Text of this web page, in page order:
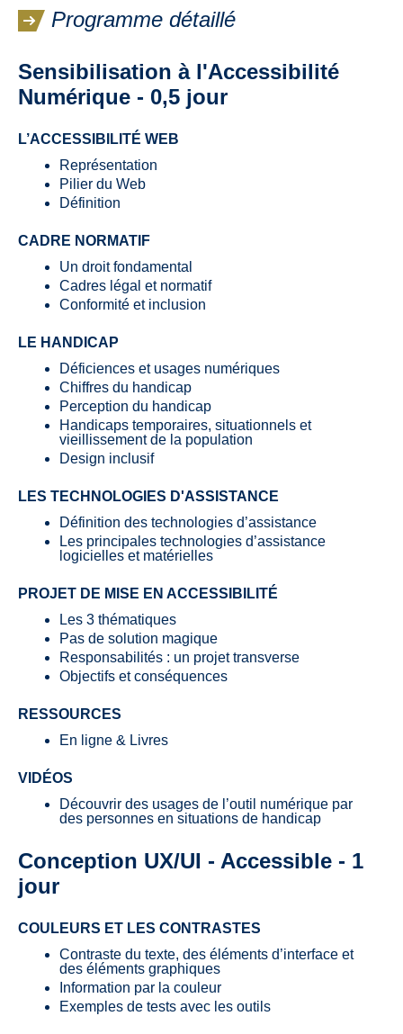
Programme détaillé
Sensibilisation à l'Accessibilité
Numérique - 0,5 jour
L’ACCESSIBILITÉ WEB
Représentation
Pilier du Web
Définition
CADRE NORMATIF
Un droit fondamental
Cadres légal et normatif
Conformité et inclusion
LE HANDICAP
Déficiences et usages numériques
Chiffres du handicap
Perception du handicap
Handicaps temporaires, situationnels et
vieillissement de la population
Design inclusif
LES TECHNOLOGIES D'ASSISTANCE
Définition des technologies d’assistance
Les principales technologies d’assistance
logicielles et matérielles
PROJET DE MISE EN ACCESSIBILITÉ
Les 3 thématiques
Pas de solution magique
Responsabilités : un projet transverse
Objectifs et conséquences
RESSOURCES
En ligne & Livres
VIDÉOS
Découvrir des usages de l’outil numérique par
des personnes en situations de handicap
Conception UX/UI - Accessible - 1
jour
COULEURS ET LES CONTRASTES
Contraste du texte, des éléments d’interface et
des éléments graphiques
Information par la couleur
Exemples de tests avec les outils